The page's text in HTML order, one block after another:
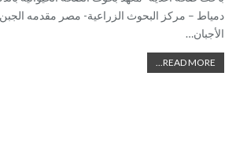
دمياط – مركز البحوث الزراعية- مصر مقدمه
الأجبان…
READ MORE...